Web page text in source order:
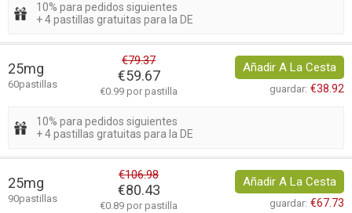
10% para pedidos siguientes
+ 4 pastillas gratuitas para la DE
25mg
60pastillas
€79.37
€59.67
€0.99 por pastilla
Añadir A La Cesta
guardar: €38.92
10% para pedidos siguientes
+ 4 pastillas gratuitas para la DE
25mg
90pastillas
€106.98
€80.43
€0.89 por pastilla
Añadir A La Cesta
guardar: €67.73